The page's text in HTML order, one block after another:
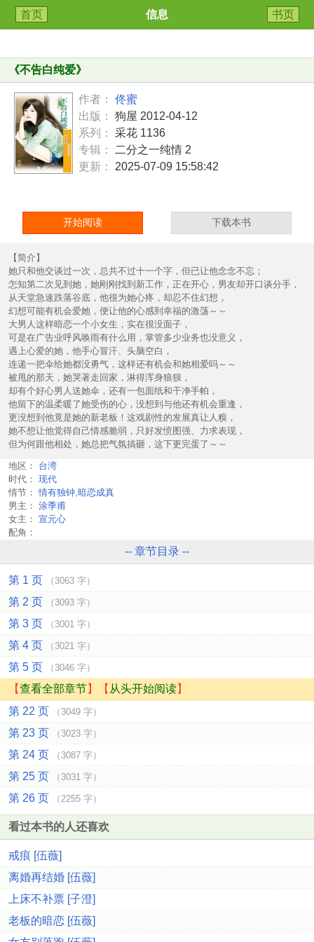
首页 信息 书页
《不告白纯爱》
作者：
佟蜜
出版：
狗屋 2012-04-12
系列：
采花 1136
专辑：
二分之一纯情 2
更新：
2025-07-09 15:58:42
开始阅读 下载本书
【简介】
她只和他交谈过一次，总共不过十一个字，但已让他念念不忘；
怎知第二次见到她，她刚刚找到新工作，正在开心，男友却开口谈分手，
从天堂急速跌落谷底，他很为她心疼，却忍不住幻想，
幻想可能有机会爱她，便让他的心感到幸福的激荡～～
大男人这样暗恋一个小女生，实在很没面子，
可是在广告业呼风唤雨有什么用，掌管多少业务也没意义，
遇上心爱的她，他手心冒汗、头脑空白，
连递一把伞给她都没勇气，这样还有机会和她相爱吗～～
被甩的那天，她哭著走回家，淋得浑身狼狈，
却有个好心男人送她伞，还有一包面纸和干净手帕，
他留下的温柔暖了她受伤的心，没想到与他还有机会重逢，
更没想到他竟是她的新老板！这戏剧性的发展真让人糗，
她不想让他觉得自己情感脆弱，只好发愤图强、力求表现，
但为何跟他相处，她总把气氛搞砸，这下更完蛋了～～
地区：
台湾
时代： 现代
情节： 情有独钟,暗恋成真
男主： 涂季甫
女主： 宣元心
配角：
-- 章节目录 --
第 1 页 （3063 字）
第 2 页 （3093 字）
第 3 页 （3001 字）
第 4 页 （3021 字）
第 5 页 （3046 字）
【查看全部章节】【 从头开始阅读】
第 22 页
（3049 字）
第 23 页 （3023 字）
第 24 页 （3087 字）
第 25 页 （3031 字）
第 26 页 （2255 字）
看过本书的人还喜欢
戒痕 [伍薇]
离婚再结婚 [伍薇]
上床不补票 [子澄]
老板的暗恋 [伍薇]